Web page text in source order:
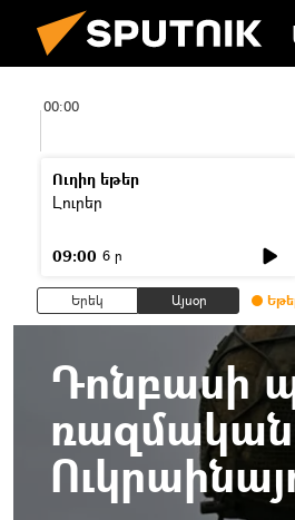
00:00
Ուղիղ եթեր
Լուրեր
09:00 6 ր
Երեկ Այսօր
Դոնբասի
ռազմական